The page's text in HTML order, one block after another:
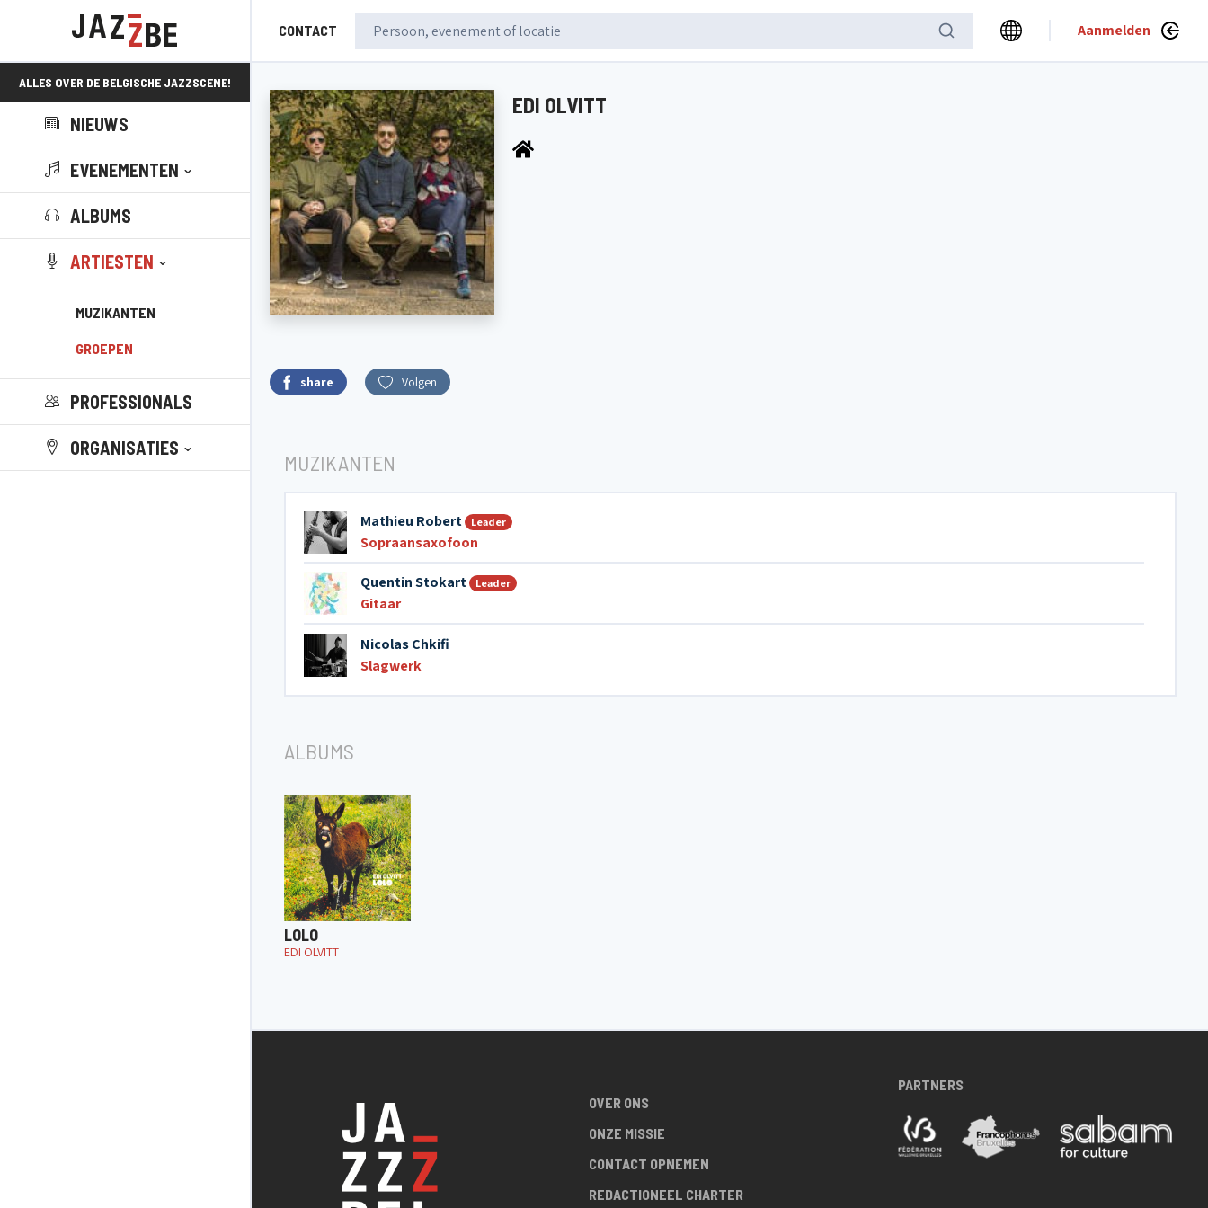
CONTACT Aanmelden
ALLES OVER DE BELGISCHE JAZZSCENE!
NIEUWS
EVENEMENTEN
ALBUMS
ARTIESTEN
MUZIKANTEN
GROEPEN
PROFESSIONALS
ORGANISATIES
EDI OLVITT
share Volgen
MUZIKANTEN
Mathieu Robert Leader
Sopraansaxofoon
Quentin Stokart Leader
Gitaar
Nicolas Chkifi
Slagwerk
ALBUMS
LOLO
EDI OLVITT
OVER ONS
ONZE MISSIE
CONTACT OPNEMEN
REDACTIONEEL CHARTER
PARTNERS